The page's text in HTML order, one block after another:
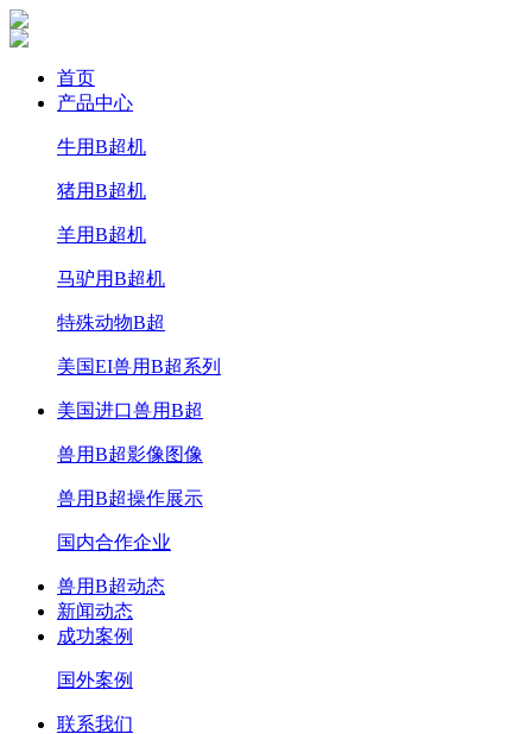
首页
产品中心
牛用B超机
猪用B超机
羊用B超机
马驴用B超机
特殊动物B超
美国EI兽用B超系列
美国进口兽用B超
兽用B超影像图像
兽用B超操作展示
国内合作企业
兽用B超动态
新闻动态
成功案例
国外案例
联系我们